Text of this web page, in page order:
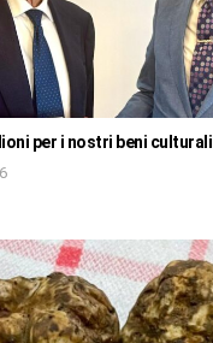
per i nostri beni culturali